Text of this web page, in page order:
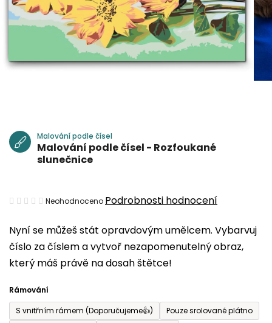
Nyní se můžeš stát opravdovým umělcem. Vybarvuj
číslo za číslem a vytvoř nezapomenutelný obraz,
který máš právě na dosah štětce!
Rámování
S vnitřním rámem (Doporučujeme👍)
Pouze srolované plátno
Malování podle čísel
Malování podle čísel - Rozfoukané
slunečnice
Průměrné
produktu
je
0,0
5
hvězdiček.
Neohodnoceno Podrobnosti hodnocení